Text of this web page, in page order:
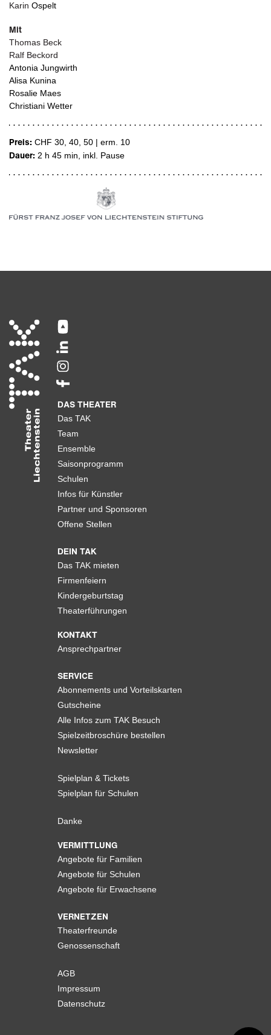
Karin Ospelt
Mit
Thomas Beck
Ralf Beckord
Antonia Jungwirth
Alisa Kunina
Rosalie Maes
Christiani Wetter
Preis: CHF 30, 40, 50 | erm. 10
Dauer: 2 h 45 min , inkl. Pause
DAS THEATER
Das TAK
Team
Ensemble
Saisonprogramm
Schulen
Infos für Künstler
Partner und Sponsoren
Offene Stellen
DEIN TAK
Das TAK mieten
Firmenfeiern
Kindergeburtstag
Theaterführungen
KONTAKT
Ansprechpartner
SERVICE
Abonnements und Vorteilskarten
Gutscheine
Alle Infos zum TAK Besuch
Spielzeitbroschüre bestellen
Newsletter
Spielplan & Tickets
Spielplan für Schulen
Danke
VERMITTLUNG
Angebote für Familien
Angebote für Schulen
Angebote für Erwachsene
VERNETZEN
Theaterfreunde
Genossenschaft
AGB
Impressum
Datenschutz